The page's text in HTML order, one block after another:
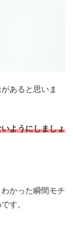
あると思いま
ようにしましょ
かった瞬間モチ
す。